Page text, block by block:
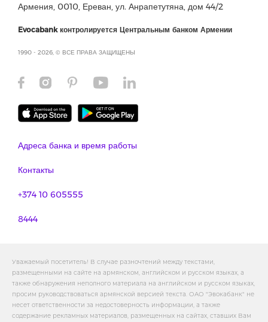
Армения, 0010, Ереван, ул. Анрапетутяна, дом 44/2
Evocabank контролируется Центральным банком Армении
1990 - 2026, © ВСЕ ПРАВА ЗАЩИЩЕНЫ
Адреса банка и время работы
Контакты
+374 10 605555
8444
Уважаемый посетитель! В случае разночтений между текстами,
размещенными на сайте на армянском, английском и русском языках, а
также обнаружения неполного материала на английском и русском языках,
просим руководствоваться армянской версией текста. ОАО "Эвокабанк" не
несет ответственности за недостоверность информации, а также
содержание рекламных материалов, размещенных на сайтах, ставших Вам